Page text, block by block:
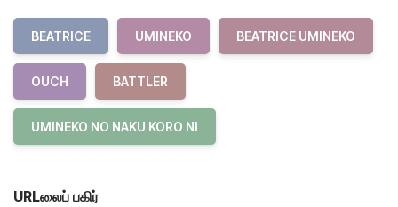
BEATRICE UMINEKO BEATRICE UMINEKO
OUCH BATTLER
UMINEKO NO NAKU KORO NI
URLலைப் பகிர்